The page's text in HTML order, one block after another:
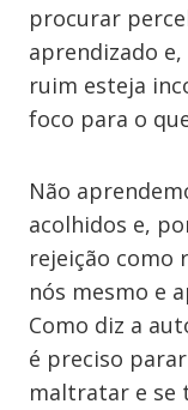
procurar
aprendizado
ruim esteja
foco para o
Não
acolhidos e,
rejeição como
nós mesmo e
Como diz a
é preciso
maltratar e se